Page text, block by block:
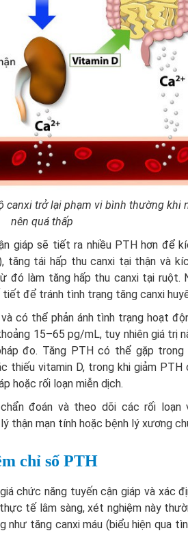
canxi trở lại phạm vi bình thường khi
nên quá thấp
giáp sẽ tiết ra nhiều PTH hơn để
tăng tái hấp thu canxi tại thận và
đó làm tăng hấp thu canxi tại ruột.
để tránh tình trạng tăng canxi
có thể phản ánh tình trạng hoạt
15–65 pg/mL, tuy nhiên giá trị
đo. Tăng PTH có thể gặp trong
thiếu vitamin D, trong khi giảm PTH
hoặc rối loạn miễn dịch.
đoán và theo dõi các rối loạn
thận mạn tính hoặc bệnh lý xương
chỉ số PTH
chức năng tuyến cận giáp và xác
tế lâm sàng, xét nghiệm này
như tăng canxi máu (biểu hiện qua